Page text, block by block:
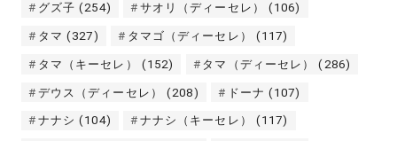
グズ子 (254) サオリ（ディーセレ） (106)
タマ (327) タマゴ（ディーセレ） (117)
タマ（キーセレ） (152) タマ（ディーセレ） (286)
デウス（ディーセレ） (208) ドーナ (107)
ナナシ (104) ナナシ（キーセレ） (117)